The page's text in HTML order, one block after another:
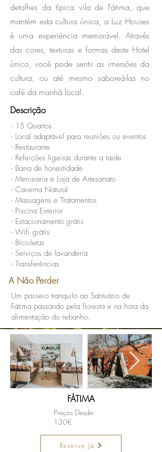
detalhes da típica vila de Fátima, que
mantém esta cultura única, a Luz Houses
é uma experiência memorável. Através
das cores, texturas e formas deste Hotel
único, você pode sentir as imersões da
cultura, ou até mesmo saboreá-las no
café da manhã local.
Descrição
- 15 Quartos
- Local adaptável para reuniões ou eventos
- Restaurante
- Refeições ligeiras durante a tarde
- Barra de honestidade
- Mercearia e Loja de Artesanato
- Caverna Natural
- Massagens e Tratamentos
- Piscina Exterior
- Estacionamento grátis
- Wifi grátis
- Bicicletas
- Serviços de lavanderia
- Transferências
A Não Perder
Um passeio tranquilo ao Santuário de
Fátima passando pela floresta e na hora da
alimentação do rebanho.
FÁTIMA
Preços Desde:
130€
Reserve Já